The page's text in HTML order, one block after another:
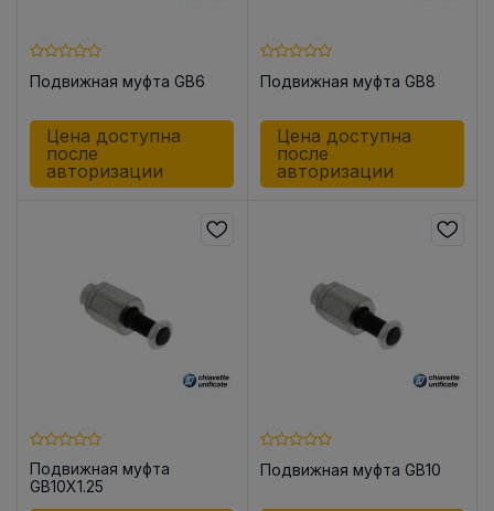
Подвижная муфта GB6
Цена доступна
после
авторизации
Подвижная муфта GB8
Цена доступна
после
авторизации
Подвижная муфта
GB10X1.25
Подвижная муфта GB10